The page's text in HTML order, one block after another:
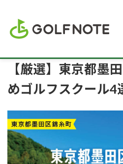
【厳選】東京都墨
めゴルフスクール4